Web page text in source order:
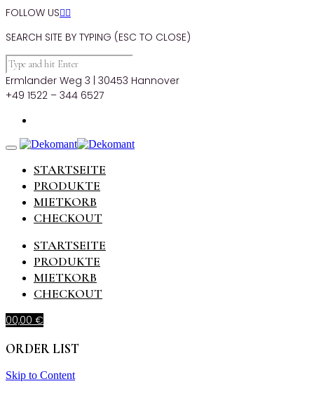
FOLLOW US
SEARCH SITE BY TYPING (ESC TO CLOSE)
Ermlander Weg 3 | 30453 Hannover
+49 1522 – 344 6527
STARTSEITE
PRODUKTE
MIETKORB
CHECKOUT
STARTSEITE
PRODUKTE
MIETKORB
CHECKOUT
00,00 €
ORDER LIST
Skip to Content